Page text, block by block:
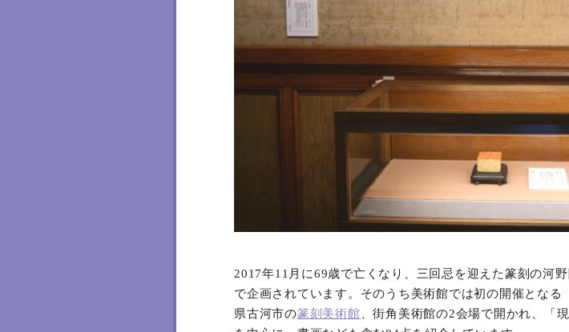
2017年11月に69歳で亡くなり、三回忌を迎えた篆刻の河
で企画されています。そのうち美術館では初の開催とな
県古河市の篆刻美術館 、街角美術館の2会場で開かれ、「